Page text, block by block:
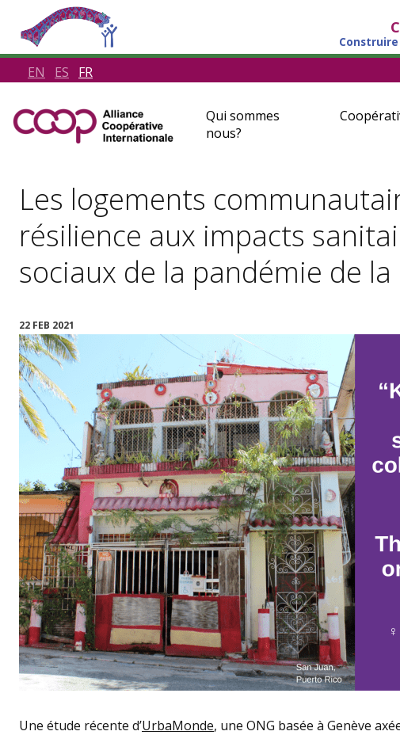
EN ES FR
Qui sommes
nous?
Les logements
résilience aux impacts
sociaux de la pandémie de la
22 FEB 2021
Une étude récente d’UrbaMonde, une ONG basée à Genève